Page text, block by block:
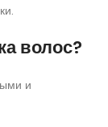
волос?
и